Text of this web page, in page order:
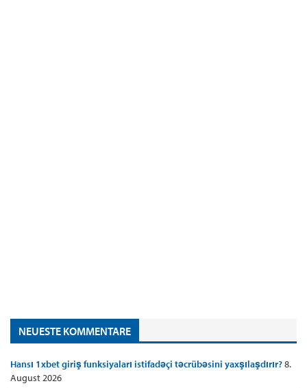
NEUESTE KOMMENTARE
Hansı 1xbet giriş funksiyaları istifadəçi təcrübəsini yaxşılaşdırır?8.
August 2026